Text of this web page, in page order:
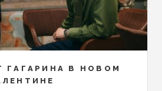
ГАГАРИНА В НОВОМ